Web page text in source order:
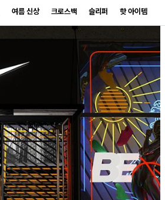
여름 신상 크로스백 슬리퍼 핫 아이템